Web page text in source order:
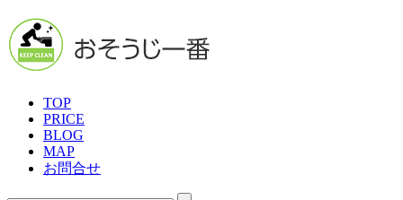
TOP
PRICE
BLOG
MAP
お問合せ